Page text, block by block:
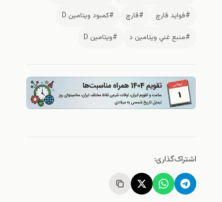
#فوايد قارچ
#قارچ
#کمبود ویتامین D
#منبع غني ويتامين د
#ویتامین D
اشتراک‌گذاری: